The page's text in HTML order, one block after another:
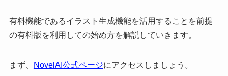
有料機能であるイラスト生成機能を活用することを前提
の有料版を利用しての始め方を解説していきます。
まず、 NovelAI公式ページにアクセスしましょう。